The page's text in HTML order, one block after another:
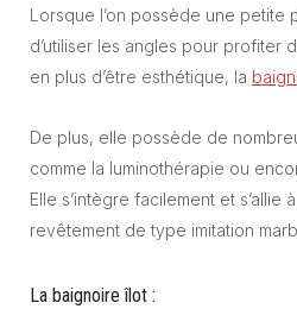
Lorsque l’on possède une petite
d’utiliser les angles pour profiter
en plus d’être esthétique, la
De plus, elle possède de
comme la luminothérapie ou
Elle s’intègre facilement et s’allie
revêtement de type imitation
La baignoire îlot :